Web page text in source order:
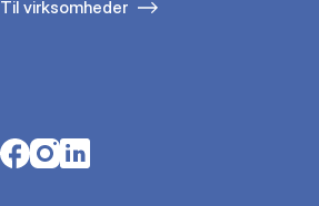
Til virksomheder
Opens in a new tab
Opens in a new tab
Opens in a new tab